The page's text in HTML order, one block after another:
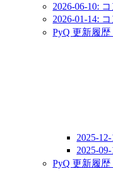
2026-06-10:
2026-01-14:
PyQ 更新履歴
2025-
2025-
PyQ 更新履歴